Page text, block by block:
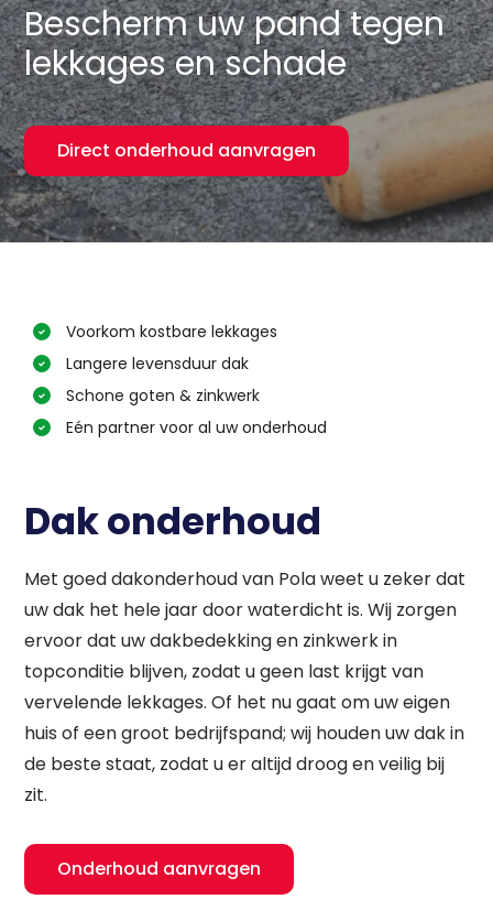
Bescherm uw pand tegen
lekkages en schade
Direct onderhoud aanvragen
Voorkom kostbare lekkages
Langere levensduur dak
Schone goten & zinkwerk
Eén partner voor al uw onderhoud
Dak onderhoud
Met goed dakonderhoud van Pola weet u zeker dat
uw dak het hele jaar door waterdicht is. Wij zorgen
ervoor dat uw dakbedekking en zinkwerk in
topconditie blijven, zodat u geen last krijgt van
vervelende lekkages. Of het nu gaat om uw eigen
huis of een groot bedrijfspand; wij houden uw dak in
de beste staat, zodat u er altijd droog en veilig bij
zit.
Onderhoud aanvragen